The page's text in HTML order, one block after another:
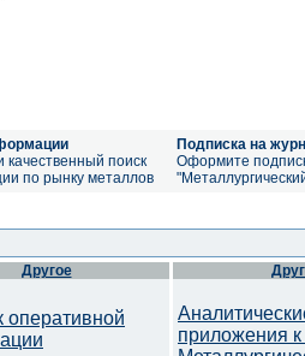
качественный поиск
по рынку металлов
Подписка на
Оформите
Другое
оперативной
приложения